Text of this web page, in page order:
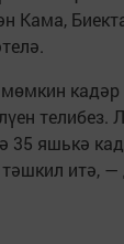
Кама,
кадәр
телибез.
35 яшькә
итә,